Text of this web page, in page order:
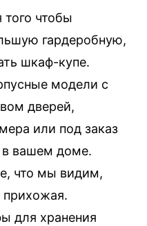
чтобы
гардеробную,
шкаф-купе.
модели с
дверей,
или под заказ
в вашем доме.
что мы видим,
прихожая.
для хранения